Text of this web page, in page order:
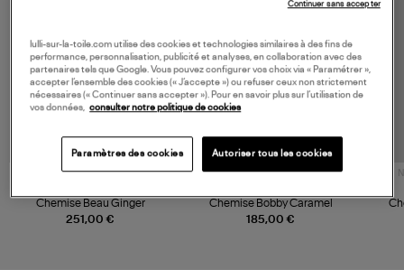
251,00 €
Chemise Beau Ginger
185,00 €
Chemise Bobby Caramel
lulli-sur-la-toile.com utilise des cookies et technologies similaires à des fins de
performance, personnalisation, publicité et analyses, en collaboration avec des
partenaires tels que Google. Vous pouvez configurer vos choix via « Paramétrer »,
accepter l’ensemble des cookies (« J’accepte ») ou refuser ceux non strictement
nécessaires (« Continuer sans accepter »). Pour en savoir plus sur l’utilisation de
vos données, consulter notre politique de cookies
Paramètres des cookies Autoriser tous les cookies
Continuer sans accepter